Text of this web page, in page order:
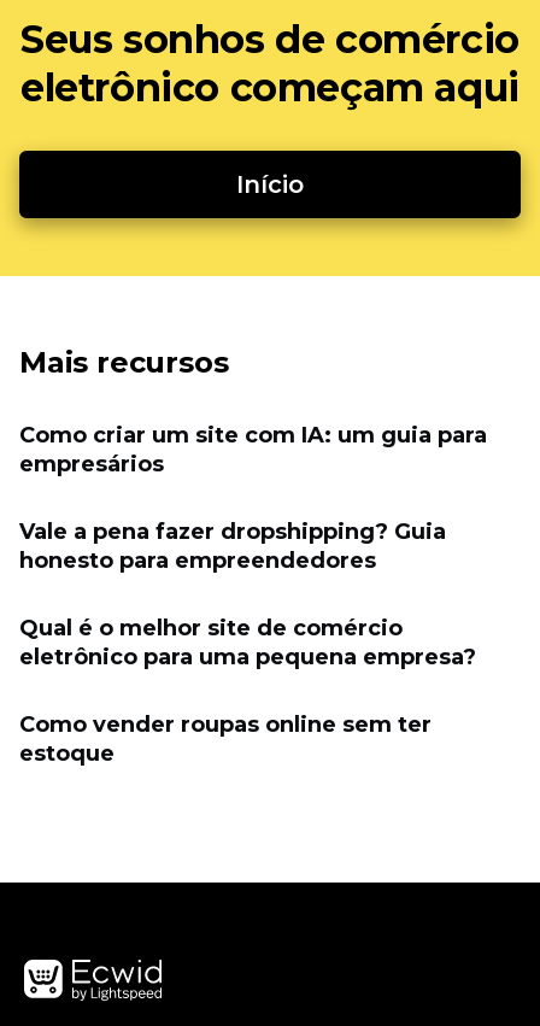
Seus sonhos de comércio
eletrônico começam aqui
Início
Mais recursos
Como criar um site com IA: um guia para
empresários
Vale a pena fazer dropshipping? Guia
honesto para empreendedores
Qual é o melhor site de comércio
eletrônico para uma pequena empresa?
Como vender roupas online sem ter
estoque